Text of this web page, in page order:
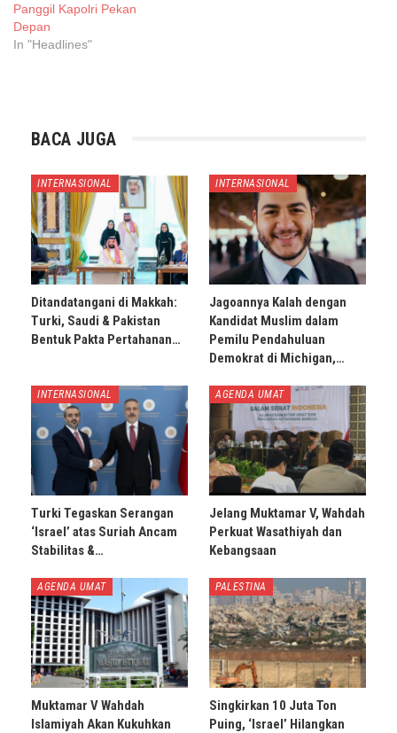
Panggil Kapolri Pekan
Depan
In "Headlines"
BACA JUGA
INTERNASIONAL
Ditandatangani di Makkah:
Turki, Saudi & Pakistan
Bentuk Pakta Pertahanan…
INTERNASIONAL
Jagoannya Kalah dengan
Kandidat Muslim dalam
Pemilu Pendahuluan
Demokrat di Michigan,…
INTERNASIONAL
Turki Tegaskan Serangan
‘Israel’ atas Suriah Ancam
Stabilitas &…
AGENDA UMAT
Jelang Muktamar V, Wahdah
Perkuat Wasathiyah dan
Kebangsaan
AGENDA UMAT
Muktamar V Wahdah
Islamiyah Akan Kukuhkan
PALESTINA
Singkirkan 10 Juta Ton
Puing, ‘Israel’ Hilangkan